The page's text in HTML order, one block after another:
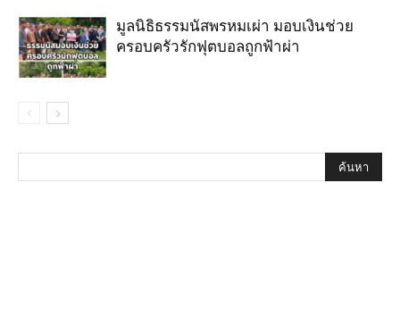
มูลนิธิธรรมนัสพรหมเผ่า มอบเงินช่วย
ครอบครัวรักฟุตบอลถูกฟ้าผ่า